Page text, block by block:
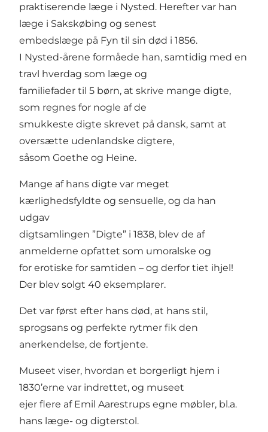
praktiserende læge i Nysted. Herefter var han
læge i Sakskøbing og senest
embedslæge på Fyn til sin død i 1856.
I Nysted-årene formåede han, samtidig med en
travl hverdag som læge og
familiefader til 5 børn, at skrive mange digte,
som regnes for nogle af de
smukkeste digte skrevet på dansk, samt at
oversætte udenlandske digtere,
såsom Goethe og Heine.
Mange af hans digte var meget
kærlighedsfyldte og sensuelle, og da han
udgav
digtsamlingen ”Digte” i 1838, blev de af
anmelderne opfattet som umoralske og
for erotiske for samtiden – og derfor tiet ihjel!
Der blev solgt 40 eksemplarer.
Det var først efter hans død, at hans stil,
sprogsans og perfekte rytmer fik den
anerkendelse, de fortjente.
Museet viser, hvordan et borgerligt hjem i
1830’erne var indrettet, og museet
ejer flere af Emil Aarestrups egne møbler, bl.a.
hans læge- og digterstol.